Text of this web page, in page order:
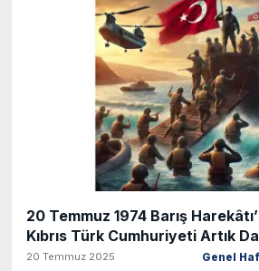
20 Temmuz 1974 Barış
Kıbrıs Türk Cumhuriyeti Artık
20 Temmuz 2025 Genel